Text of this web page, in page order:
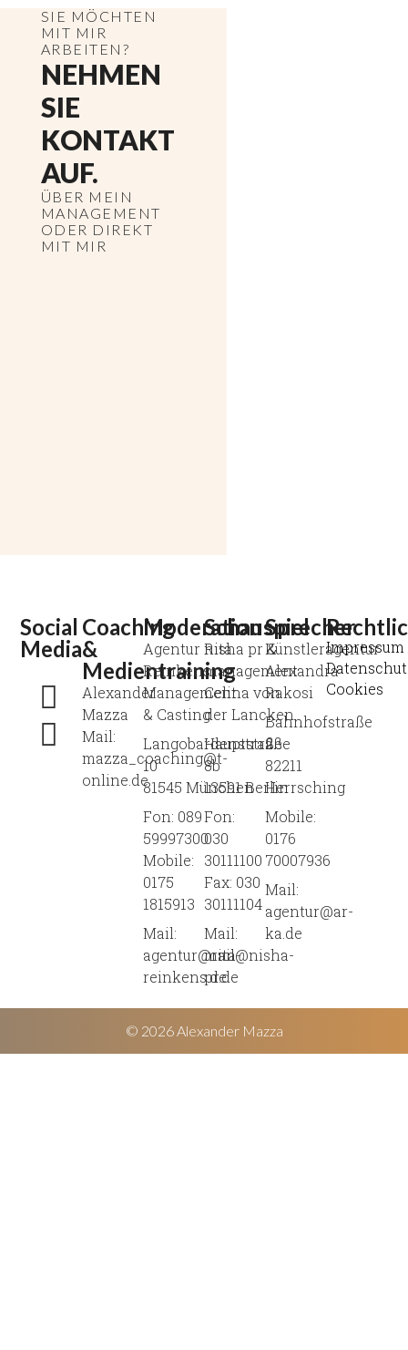
SIE MÖCHTEN
MIT MIR
ARBEITEN?
NEHMEN
SIE
KONTAKT
AUF.
ÜBER MEIN
MANAGEMENT
ODER DIREKT
MIT MIR
Social
Media
Coaching
&
Medientraining
Alexander
Mazza
Mail:
mazza_coaching@t-
online.de
Moderation
Agentur Rita
Reinkens
Management
& Casting
Langobardenstraße
10
81545 München
Fon: 089
59997300
Mobile:
0175
1815913
Mail:
agentur@rita-
reinkens.de
Schauspiel
nisha pr &
management
Celina von
der Lancken
Hauptstraße
8b
13591 Berlin
Fon:
030
30111100
Fax: 030
30111104
Mail:
mail@nisha-
pr.de
Sprecher
Künstleragentur
Alexandra
Rakosi
Bahnhofstraße
2
82211
Herrsching
Mobile:
0176
70007936
Mail:
agentur@ar-
ka.de
Impressum
Cookies
© 2026 Alexander Mazza